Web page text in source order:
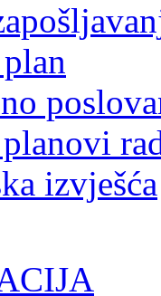
izvješća